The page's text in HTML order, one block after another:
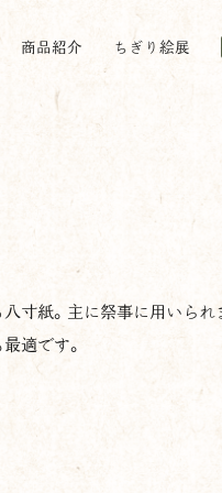
商品紹介 ちぎり絵展
寸紙。主に祭事に用いられ
適です。